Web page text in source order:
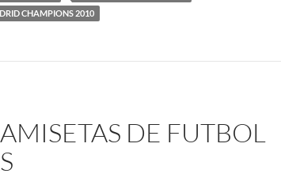
CHAMPIONS 2010
DE FUTBOL